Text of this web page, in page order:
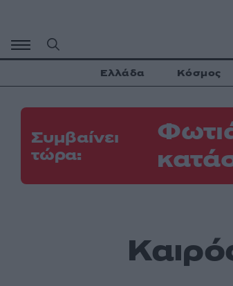
περιεχόμενο
Ελλάδα Κόσμος
Συμβαίνει
τώρα: